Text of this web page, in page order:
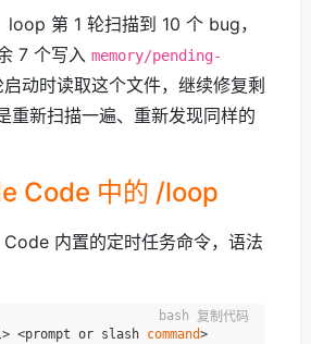
loop 第 1 轮扫描到 10 个 bug，
7 个写入 memory/pending-
动时读取这个文件，继续修复剩
重新扫描一遍、重新发现同样的
Code 中的 /loop
内置的定时任务命令，语法
<prompt or slash command
复制代码